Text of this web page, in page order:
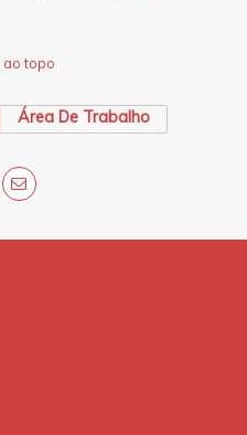
ao topo
Área De Trabalho